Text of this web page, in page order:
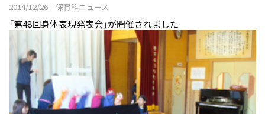
2014/12/26 保育科ニュース
「第48回身体表現発表会」が開催されました
卒業生の今
ニュース&トピックス：アーカイブ